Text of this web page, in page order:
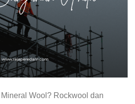
Wool? Rockwool dan